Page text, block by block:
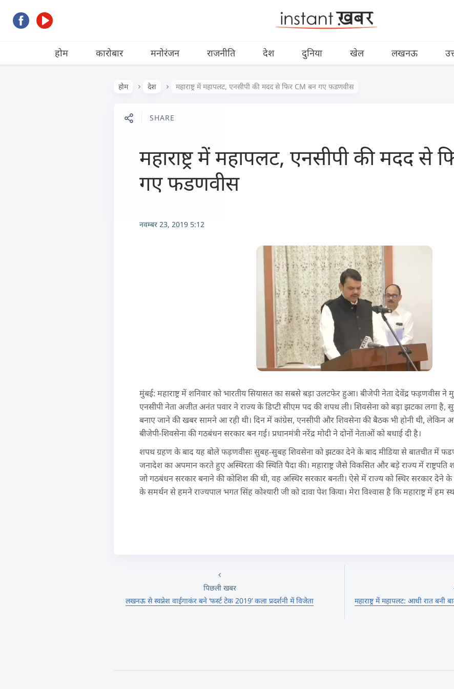
होम कारोबार मनोरंजन राजनीति देश दुनिया खेल लखनऊ
होम देश महाराष्ट्र में महापलट, एनसीपी की मदद से फिर CM बन गए फडणवीस
SHARE
महाराष्ट्र में महापलट, एनसीपी की मदद से
गए फडणवीस
नवम्बर 23, 2019 5:12
मुंबई: महाराष्ट्र में शनिवार को भारतीय सियासत का सबसे बड़ा उलटफेर हुआ। बीजेपी नेता देवेंद्र फड़णवीस ने
एनसीपी नेता अजीत अनंत पवार ने राज्य के डिप्टी सीएम पद की शपथ ली। शिवसेना को बड़ा झटका लगा
बनाए जाने की खबर सामने आ रही थी। दिन में कांग्रेस, एनसीपी और शिवसेना की बैठक भी होनी थी,
बीजेपी-शिवसेना की गठबंधन सरकार बन गई। प्रधानमंत्री नरेंद्र मोदी ने दोनों नेताओं को बधाई दी है।
शपथ ग्रहण के बाद यह बोले फड़णवीसः सुबह-सुबह शिवसेना को झटका देने के बाद मीडिया से बातचीत में
जनादेश का अपमान करते हुए अस्थिरता की स्थिति पैदा की। महाराष्ट्र जैसे विकसित और बड़े राज्य में
जो गठबंधन सरकार बनाने की कोशिश की थी, वह अस्थिर सरकार बनती। ऐसे में राज्य को स्थिर सरकार देने
के समर्थन से हमने राज्यपाल भगत सिंह कोश्यारी जी को दावा पेश किया। मेरा विश्वास है कि महाराष्ट्र में हम
पिछली खबर
लखनऊ से स्वप्नेश वाईगाकंर बने ‘फर्स्ट टेक 2019’ कला प्रदर्शनी में विजेता
महाराष्ट्र में महापलट: आधी रात बनी